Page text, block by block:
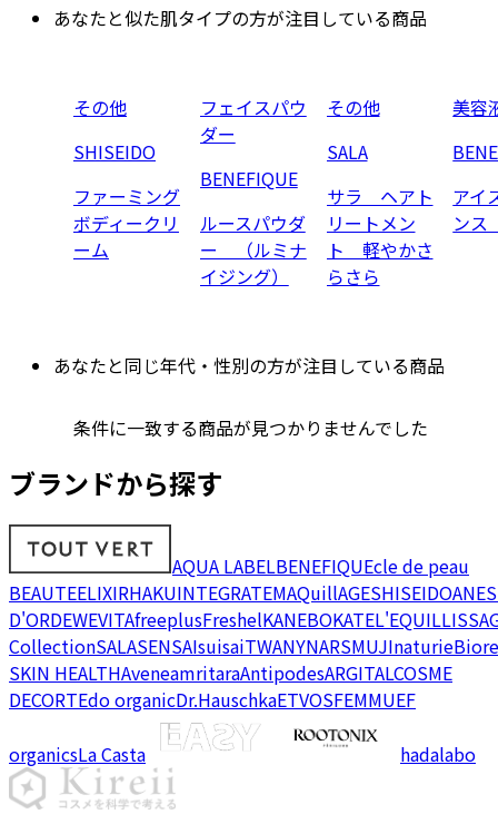
あなたと似た肌タイプの方が注目している商品
その他
SHISEIDO
ファーミング
ボディークリ
ーム
フェイスパウ
ダー
BENEFIQUE
ルースパウダ
ー （ルミナ
イジング）
その他
SALA
サラ ヘアト
リートメン
ト 軽やかさ
らさら
美容
アイ
ン
あなたと同じ年代・性別の方が注目している商品
条件に一致する商品が見つかりませんでした
ブランドから探す
AQUA LABELBENEFIQUEcle de peau
BEAUTEELIXIRHAKUINTEGRATEMAQuillAGESHISEIDO
D'ORDEWEVITAfreeplusFreshelKANEBOKATEL'EQUIL
CollectionSALASENSAIsuisaiTWANYNARSMUJInaturieBiore
SKIN HEALTHAveneamritaraAntipodesARGITALCOSME
DECORTEdo organicDr.HauschkaETVOSFEMMUEF
organicsLa Casta hadalabo